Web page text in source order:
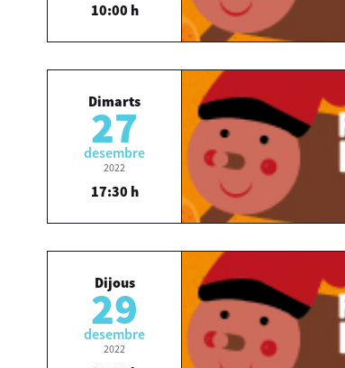
10:00 h
Dimarts
27
desembre
2022
17:30 h
Dijous
29
desembre
2022